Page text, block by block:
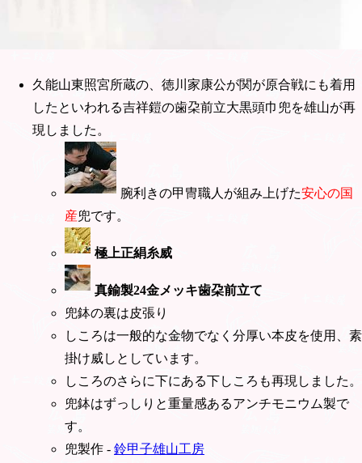
久能山東照宮所蔵の、徳川家康公が関が原合戦にも着用
したといわれる吉祥鎧の歯朶前立大黒頭巾兜を雄山が再
現しました。
腕利きの甲冑職人が組み上げた安心の国
産兜です。
極上正絹糸威
真鍮製24金メッキ歯朶前立て
兜鉢の裏は皮張り
しころは一般的な金物でなく分厚い本皮を使用、素
掛け威しとしています。
しころのさらに下にある下しころも再現しました。
兜鉢はずっしりと重量感あるアンチモニウム製で
す。
兜製作 - 鈴甲子雄山工房